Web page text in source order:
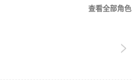
查看全部角色
>